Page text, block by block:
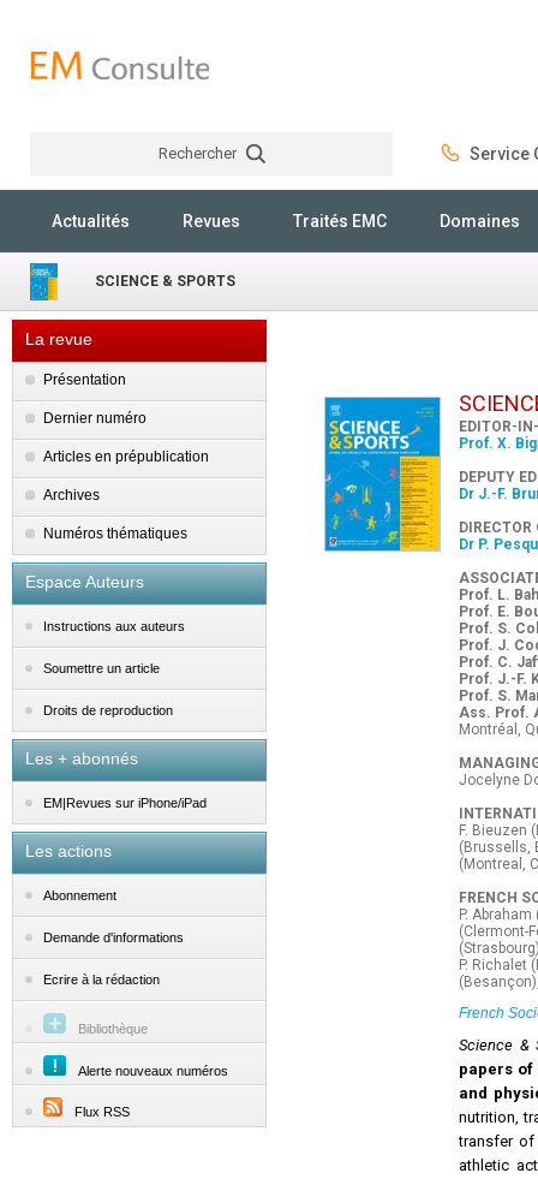
Rechercher Service
Actualités Revues Traités EMC Domaines
SCIENCE & SPORTS
La revue
Présentation
Dernier numéro
Articles en prépublication
Archives
Numéros thématiques
Espace Auteurs
Instructions aux auteurs
Soumettre un article
Droits de reproduction
Les + abonnés
EM|Revues sur iPhone/iPad
Les actions
Abonnement
Demande d'informations
Ecrire à la rédaction
Bibliothèque
Alerte nouveaux numéros
Flux RSS
EDITOR-
Prof. X.
DEPUTY
Dr J.-F.
Dr P.
Prof. L.
Prof. E.
Prof. S.
Prof. J.
Prof. C.
Prof. J.-F.
Prof. S.
Ass. Prof.
Montréal,
Jocelyne
F. Bieuzen
(Brussells,
(Montreal,
FRENCH
P.
(Clermont-
P. Richalet
French
Science &
papers
and
nutrition,
transfer of
athletic